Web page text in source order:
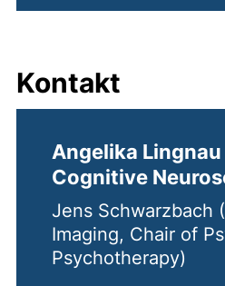
Kontakt
Angelika
Cognitive
Jens Schwarzbach
Imaging, Chair of
Psychotherapy)